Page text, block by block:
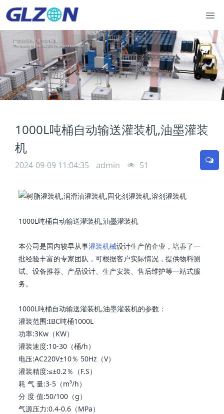
1000L吨桶自动输送灌装机,油墨灌装
机
2024-09-09 11:04:35 admin 51
1000L吨桶自动输送灌装机,油墨灌装机
本公司是国内较早从事灌装机械设计生产的企业，培养了一
批经验丰富的专家团队，可根据客户实际情况，提供物料测
试、设备推荐、产品设计、生产安装、售后维护等一站式服
务。
1000L吨桶自动输送灌装机,油墨灌装机的参数：
灌装范围:IBC吨桶1000L
功率:3Kw（KW）
灌装速度:10-30（桶/h）
电压:AC220V±10％ 50Hz（V）
灌装精度:≤±0.2％（F.S）
耗 气 量:3-5（m³/h）
分 度 值:50/100（g）
气源压力:0.4-0.6（MPa）